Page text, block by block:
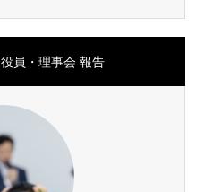
員・理事会 報告